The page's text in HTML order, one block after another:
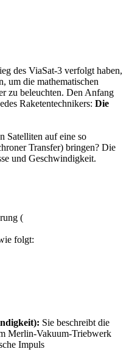
des ViaSat-3 verfolgt haben,
um die mathematischen
zu beleuchten. Den Anfang
Raketentechnikers: Die
Satelliten auf eine so
Transfer) bringen? Die
und Geschwindigkeit.
(
folgt:
Sie beschreibt die
Merlin-Vakuum-Triebwerk
Impuls